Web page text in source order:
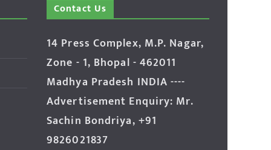
Contact Us
14 Press Complex, M.P. Nagar,
Zone - 1, Bhopal - 462011
Madhya Pradesh INDIA ----
Advertisement Enquiry: Mr.
Sachin Bondriya, +91
9826021837